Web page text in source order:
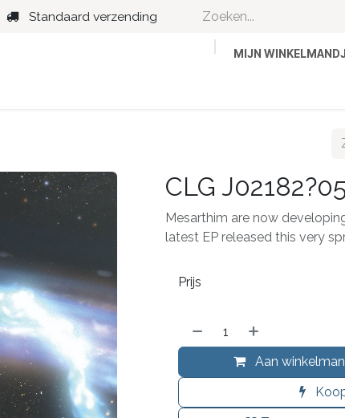
Standaard verzending
MIJN
CLG
Mesarthim are now
latest EP released this very
Aan
Prijs